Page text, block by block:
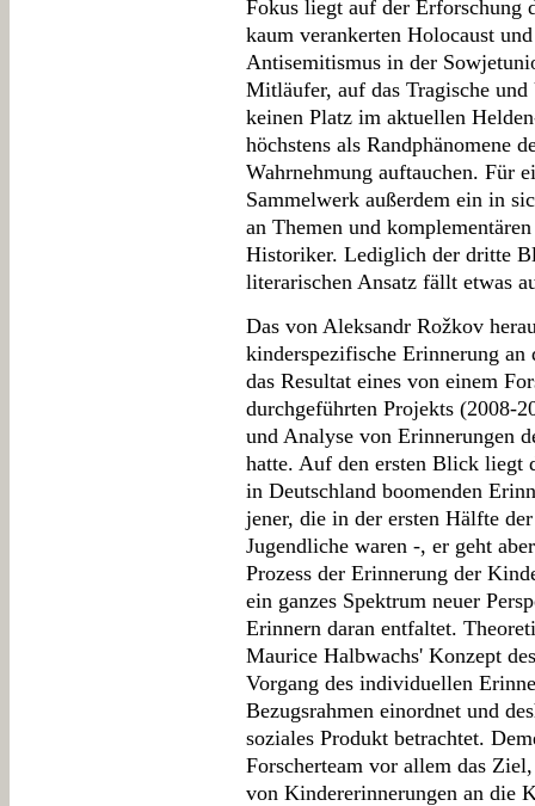
Fokus liegt auf der Erforschung
kaum verankerten Holocaust
Antisemitismus in der
Mitläufer, auf das Tragische
keinen Platz im aktuellen
höchstens als Randphänomene
Wahrnehmung auftauchen. Für
Sammelwerk außerdem ein in
an Themen und
Historiker. Lediglich der dritte
literarischen Ansatz fällt etwas
Das von Aleksandr Rožkov
kinderspezifische Erinnerung
das Resultat eines von einem
durchgeführten Projekts (2008-
und Analyse von Erinnerungen
hatte. Auf den ersten Blick liegt
in Deutschland boomenden
jener, die in der ersten Hälfte
Jugendliche waren -, er geht
Prozess der Erinnerung der
ein ganzes Spektrum neuer
Erinnern daran entfaltet.
Maurice Halbwachs' Konzept
Vorgang des individuellen
Bezugsrahmen einordnet und
soziales Produkt betrachtet.
Forscherteam vor allem das
von Kindererinnerungen an die